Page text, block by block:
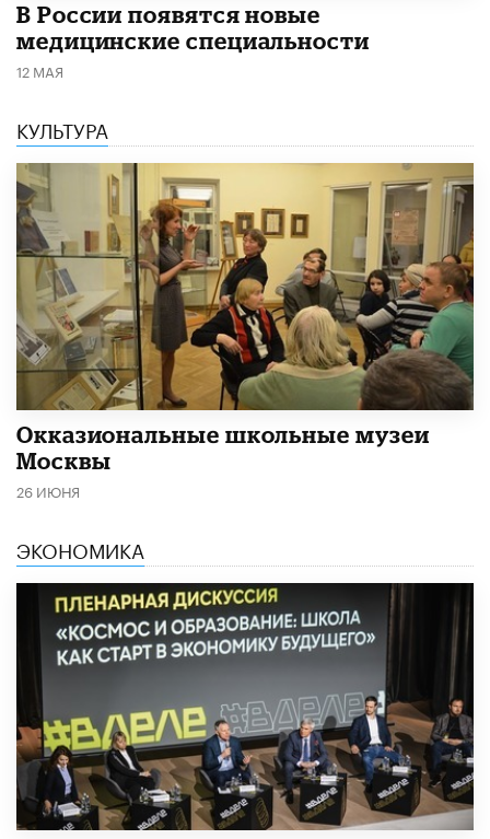
В России появятся новые
медицинские специальности
12 МАЯ
КУЛЬТУРА
​Окказиональные школьные музеи
Москвы
26 ИЮНЯ
ЭКОНОМИКА